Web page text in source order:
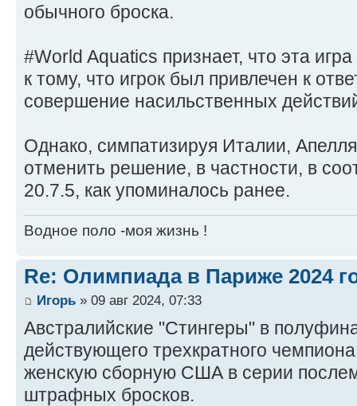
обычного броска.
#World Aquatics признает, что эта
к тому, что игрок был привлечен к
совершение насильственных
Однако, симпатизируя Италии,
отменить решение, в частности, в
20.7.5, как упоминалось ранее.
Водное поло -моя жизнь !
Re: Олимпиада в Париже 2024
Игорь » 09 авг 2024, 07:33
Австралийские "Стингеры" в
действующего трехкратного
женскую сборную США в серии
штрафных бросков.